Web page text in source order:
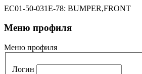
EC01-50-031E-78: BUMPER,FRONT
Меню профиля
Меню профиля
Логин